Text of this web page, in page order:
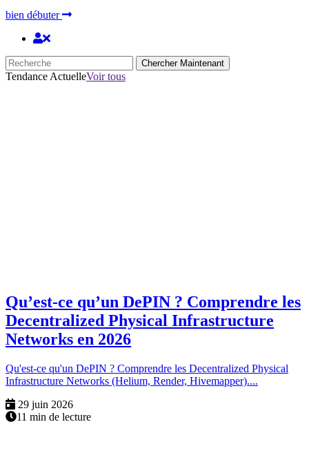
bien débuter
Chercher Maintenant
Tendance ActuelleVoir tous
Qu’est-ce qu’un DePIN ? Comprendre les
Decentralized Physical Infrastructure
Networks en 2026
Qu'est-ce qu'un DePIN ? Comprendre les Decentralized Physical
Infrastructure Networks (Helium, Render, Hivemapper)....
29 juin 2026
11 min de lecture